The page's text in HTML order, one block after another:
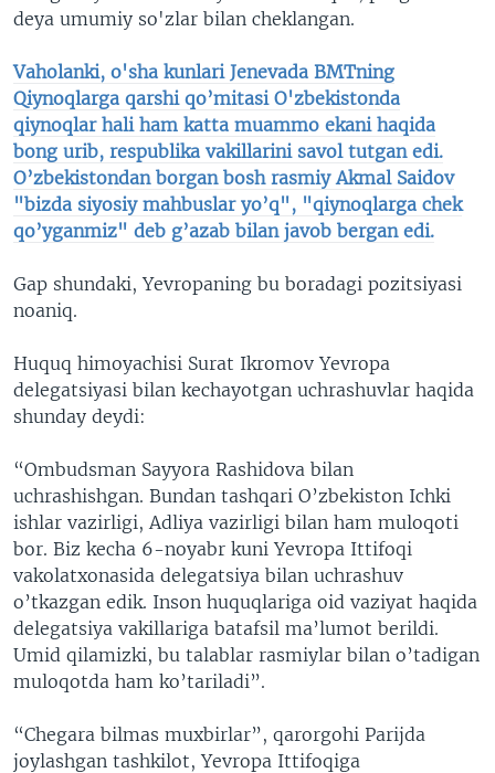
deya umumiy so'zlar bilan cheklangan.
Vaholanki, o'sha kunlari Jenevada BMTning
Qiynoqlarga qarshi qo’mitasi O'zbekistonda
qiynoqlar hali ham katta muammo ekani haqida
bong urib, respublika vakillarini savol tutgan edi.
O’zbekistondan borgan bosh rasmiy Akmal Saidov
"bizda siyosiy mahbuslar yo’q", "qiynoqlarga chek
qo’yganmiz" deb g’azab bilan javob bergan edi.
Gap shundaki, Yevropaning bu boradagi pozitsiyasi
noaniq.
Huquq himoyachisi Surat Ikromov Yevropa
delegatsiyasi bilan kechayotgan uchrashuvlar haqida
shunday deydi:
“Ombudsman Sayyora Rashidova bilan
uchrashishgan. Bundan tashqari O’zbekiston Ichki
ishlar vazirligi, Adliya vazirligi bilan ham muloqoti
bor. Biz kecha 6-noyabr kuni Yevropa Ittifoqi
vakolatxonasida delegatsiya bilan uchrashuv
o’tkazgan edik. Inson huquqlariga oid vaziyat haqida
delegatsiya vakillariga batafsil ma’lumot berildi.
Umid qilamizki, bu talablar rasmiylar bilan o’tadigan
muloqotda ham ko’tariladi”.
“Chegara bilmas muxbirlar”, qarorgohi Parijda
joylashgan tashkilot, Yevropa Ittifoqiga